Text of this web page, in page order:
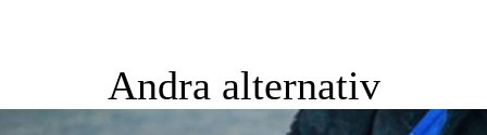
Andra alternativ